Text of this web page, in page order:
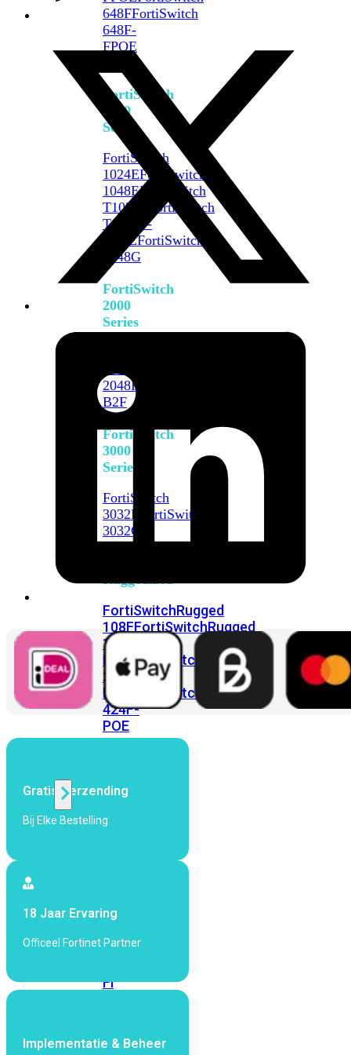
648FFortiSwitch
648F-
FPOE
FortiSwitch
1000
Series
FortiSwitch
1024EFortiSwitch
1048EFortiSwitch
T1024E
FortiSwitch
T1024F-
FPOEFortiSwitch
1048G
FortiSwitch
2000
Series
2048F-
B2F
FortiSwitch
3000
Series
FortiSwitch
3032E
FortiSwitch
3032G
Ruggedized
FortiSwitchRugged
108FFortiSwitchRugged
112F-
POEFortiSwitchRugged
216F-
POE
FortiSwitchRugged
424F-
POE
Alle
Fi
Generatie
Fi
Fi
Gratis Verzending
Bij Elke Bestelling
18 Jaar Ervaring
Officeel Fortinet Partner
Implementatie & Beheer